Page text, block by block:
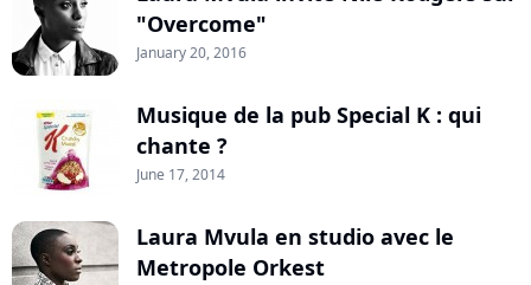
"Overcome"
January 20, 2016
Musique de la pub Special K : qui
chante ?
June 17, 2014
Laura Mvula en studio avec le
Metropole Orkest